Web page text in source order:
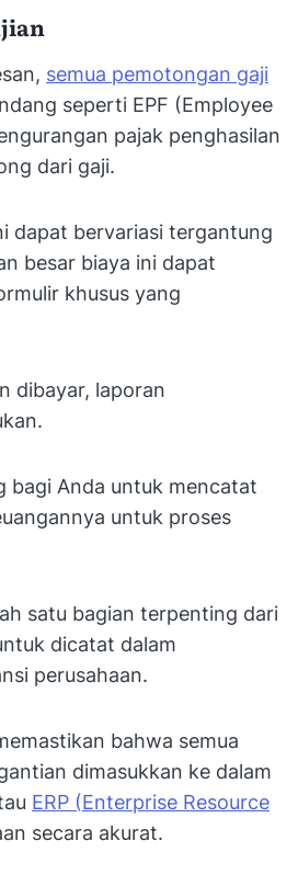
semua pemotongan gaji
seperti EPF (Employee
pajak penghasilan
dari gaji.
dapat bervariasi tergantung
besar biaya ini dapat
khusus yang
dibayar, laporan
bagi Anda untuk mencatat
untuk proses
satu bagian terpenting dari
dicatat dalam
perusahaan.
bahwa semua
dimasukkan ke dalam
ERP (Enterprise Resource
secara akurat.